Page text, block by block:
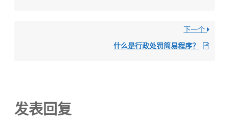
下一个
什么是行政处罚简易程序？
发表回复